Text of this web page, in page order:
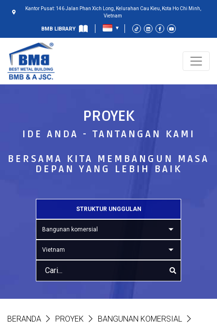
Kantor Pusat: 146 Jalan Phan Xich Long, Kelurahan Cau Kieu, Kota Ho Chi Minh,
Vietnam
BMB LIBRARY
PROYEK
IDE ANDA - TANTANGAN KAMI
BERSAMA KITA MEMBANGUN MASA
DEPAN YANG LEBIH BAIK
STRUKTUR UNGGULAN
Bangunan komersial
Vietnam
BERANDA PROYEK
BANGUNAN KOMERSIAL